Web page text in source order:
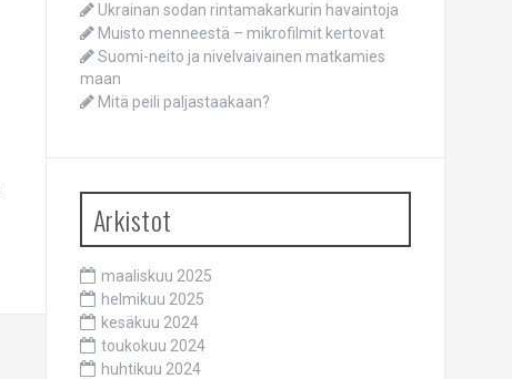
Ukrainan sodan rintamakarkurin havaintoja
Muisto menneestä – mikrofilmit kertovat
Suomi-neito ja nivelvaivainen matkamies
maan
Mitä peili paljastaakaan?
Arkistot
maaliskuu 2025
helmikuu 2025
kesäkuu 2024
toukokuu 2024
huhtikuu 2024